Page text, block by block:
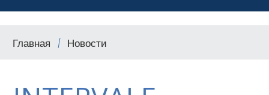
Главная Новости